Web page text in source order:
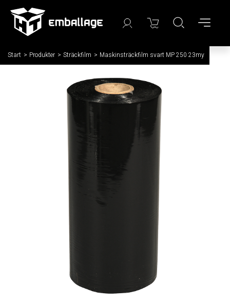
Start / Produkter / Sträckfilm / Maskinsträckfilm svart MP 250 23my